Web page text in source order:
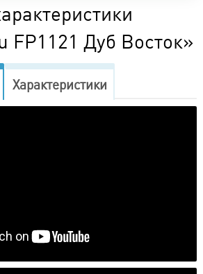
FP1121 Дуб Восток»
Характеристики